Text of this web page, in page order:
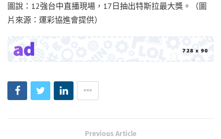
圖說：12強台中直播現場，17日抽出特斯拉最大獎。（圖
片來源：運彩協進會提供）
Previous Article